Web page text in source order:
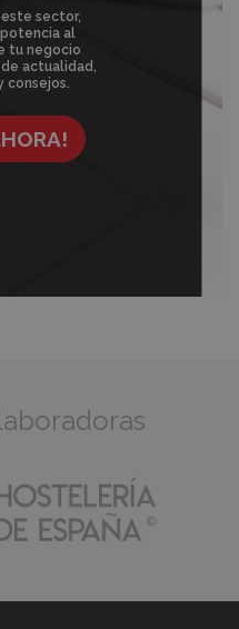
sector,
al
tu negocio
actualidad,
consejos.